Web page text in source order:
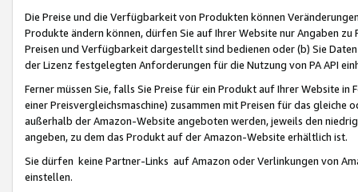
Die Preise und die Verfügbarkeit von Produkten können
Produkte ändern können, dürfen Sie auf Ihrer Website nur Angaben
Preisen und Verfügbarkeit dargestellt sind bedienen oder (b) Sie
der Lizenz festgelegten Anforderungen für die Nutzung von PA API
Ferner müssen Sie, falls Sie Preise für ein Produkt auf Ihrer Website
einer Preisvergleichsmaschine) zusammen mit Preisen für das
außerhalb der Amazon-Website angeboten werden, jeweils den
angeben, zu dem das Produkt auf der Amazon-Website erhältlich ist.
Sie dürfen keine Partner-Links auf Amazon oder Verlinkungen von
einstellen.